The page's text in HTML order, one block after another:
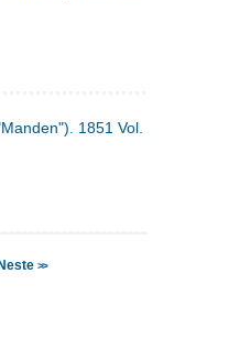
1851 Vol. 1 Nr. 6
Neste>>